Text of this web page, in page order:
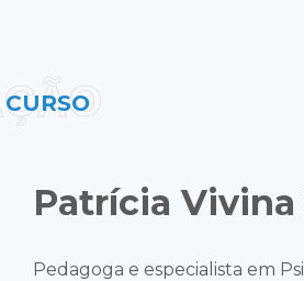
Patrícia
Pedagoga e especialista em